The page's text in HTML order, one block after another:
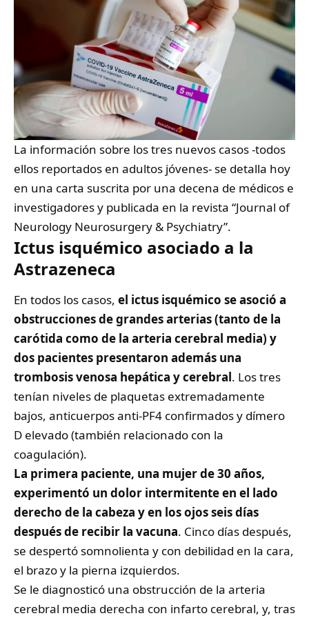
La información sobre los tres nuevos casos -todos
ellos reportados en adultos jóvenes- se detalla hoy
en una carta suscrita por una decena de médicos e
investigadores y publicada en la revista “Journal of
Neurology Neurosurgery & Psychiatry”.
Ictus isquémico asociado a la
Astrazeneca
En todos los casos, el ictus isquémico se asoció a
obstrucciones de grandes arterias (tanto de la
carótida como de la arteria cerebral media) y
dos pacientes presentaron además una
trombosis venosa hepática y cerebral. Los tres
tenían niveles de plaquetas extremadamente
bajos, anticuerpos anti-PF4 confirmados y dímero
D elevado (también relacionado con la
coagulación).
La primera paciente, una mujer de 30 años,
experimentó un dolor intermitente en el lado
derecho de la cabeza y en los ojos seis días
después de recibir la vacuna. Cinco días después,
se despertó somnolienta y con debilidad en la cara,
el brazo y la pierna izquierdos.
Se le diagnosticó una obstrucción de la arteria
cerebral media derecha con infarto cerebral, y, tras